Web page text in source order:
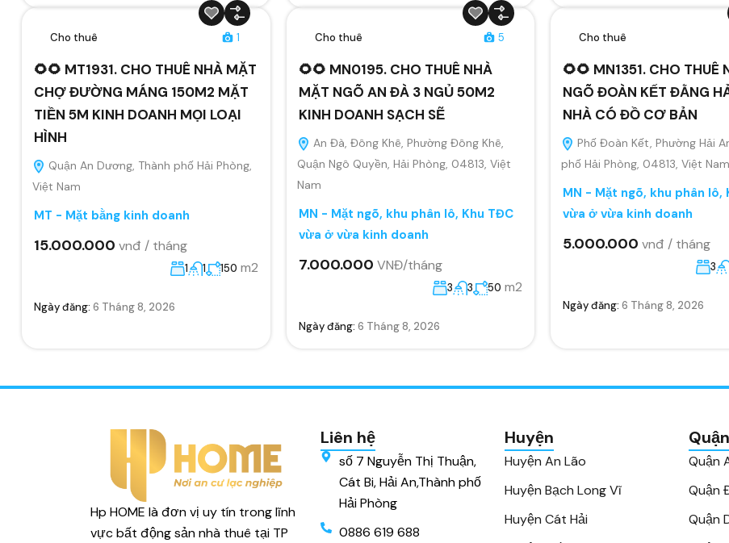
Cho thuê 1
🌻🌻 MT1931. CHO THUÊ NHÀ MẶT
CHỢ ĐƯỜNG MÁNG 150M2 MẶT
TIỀN 5M KINH DOANH MỌI LOẠI
HÌNH
Quận An Dương, Thành phố Hải Phòng,
Việt Nam
MT - Mặt bằng kinh doanh
15.000.000 vnđ / tháng
1 1 150 m2
Ngày đăng: 6 Tháng 8, 2026
Cho thuê 5
🌻🌻 MN0195. CHO THUÊ NHÀ
MẶT NGÕ AN ĐÀ 3 NGỦ 50M2
KINH DOANH SẠCH SẼ
An Đà, Đông Khê, Phường Đông Khê,
Quận Ngô Quyền, Hải Phòng, 04813, Việt
Nam
MN - Mặt ngõ, khu phân lô, Khu TĐC
vừa ở vừa kinh doanh
7.000.000 VNĐ/tháng
3 3 50 m2
Ngày đăng: 6 Tháng 8, 2026
Cho thuê
🌻🌻 MN1351. CHO THUÊ
NGÕ ĐOÀN KẾT ĐẰNG
NHÀ CÓ ĐỒ CƠ BẢN
Phố Đoàn Kết, Phường Hải
phố Hải Phòng, 04813, Việt Nam
MN - Mặt ngõ, khu phân lô,
vừa ở vừa kinh doanh
5.000.000 vnđ / tháng
3
Ngày đăng: 6 Tháng 8, 2026
Hp HOME là đơn vị uy tín trong lĩnh
vực bất động sản nhà thuê tại TP
Liên hệ
số 7 Nguyễn Thị Thuận,
Cát Bi, Hải An,Thành phố
Hải Phòng
0886 619 688
Huyện
Huyện An Lão
Huyện Bạch Long Vĩ
Huyện Cát Hải
Quận
Quận
Quận
Quận